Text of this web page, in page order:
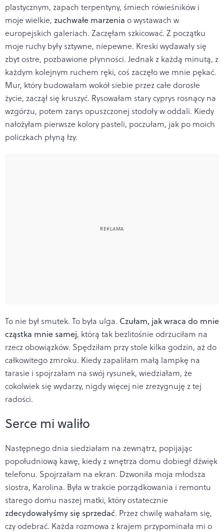
plastycznym, zapach terpentyny, śmiech rówieśników i
moje wielkie, zuchwałe marzenia o wystawach w
europejskich galeriach. Zaczęłam szkicować. Z początku
moje ruchy były sztywne, niepewne. Kreski wydawały się
zbyt ostre, pozbawione płynności. Jednak z każdą minutą, z
każdym kolejnym ruchem ręki, coś zaczęło we mnie pękać.
Mur, który budowałam wokół siebie przez całe dorosłe
życie, zaczął się kruszyć. Rysowałam stary cyprys rosnący na
wzgórzu, potem zarys opuszczonej stodoły w oddali. Kiedy
nałożyłam pierwsze kolory pasteli, poczułam, jak po moich
policzkach płyną łzy.
To nie był smutek. To była ulga. Czułam, jak wraca do mnie
cząstka mnie samej, którą tak bezlitośnie odrzuciłam na
rzecz obowiązków. Spędziłam przy stole kilka godzin, aż do
całkowitego zmroku. Kiedy zapaliłam małą lampkę na
tarasie i spojrzałam na swój rysunek, wiedziałam, że
cokolwiek się wydarzy, nigdy więcej nie zrezygnuję z tej
radości.
Serce mi waliło
Następnego dnia siedziałam na zewnątrz, popijając
popołudniową kawę, kiedy z wnętrza domu dobiegł dźwięk
telefonu. Spojrzałam na ekran. Dzwoniła moja młodsza
siostra, Karolina. Była w trakcie porządkowania i remontu
starego domu naszej matki, który ostatecznie
zdecydowałyśmy się sprzedać. Przez chwilę wahałam się,
czy odebrać. Każda rozmowa z krajem przypominała mi o